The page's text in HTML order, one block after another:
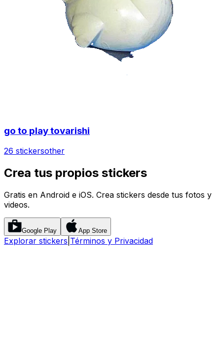
go to play tovarishi
26 stickersother
Crea tus propios stickers
Gratis en Android e iOS. Crea stickers desde tus fotos y
videos.
Google Play App Store
Explorar stickers Términos y Privacidad